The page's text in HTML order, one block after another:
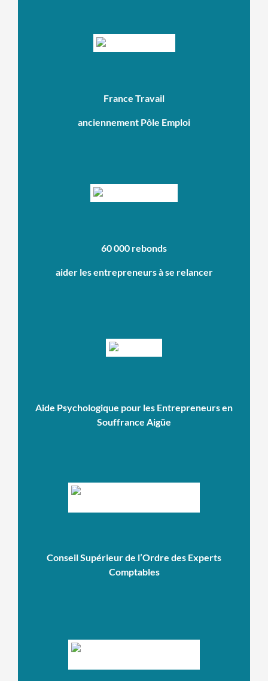
France Travail
anciennement Pôle Emploi
60 000 rebonds
aider les entrepreneurs à se relancer
Aide Psychologique pour les Entrepreneurs en
Souffrance Aigüe
Conseil Supérieur de l’Ordre des Experts
Comptables